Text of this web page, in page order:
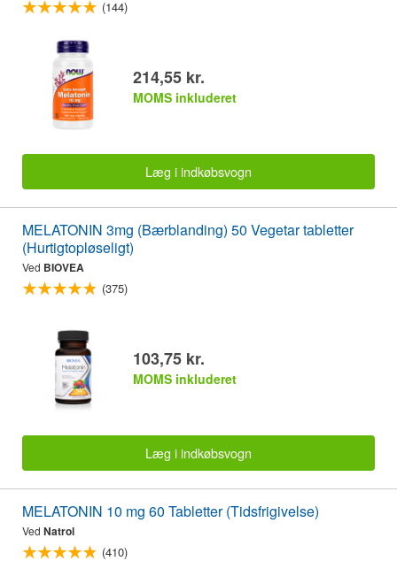
(144)
214,55 kr.
MOMS inkluderet
Læg i indkøbsvogn
MELATONIN 3mg (Bærblanding) 50 Vegetar tabletter
(Hurtigtopløseligt)
Ved BIOVEA
(375)
103,75 kr.
MOMS inkluderet
Læg i indkøbsvogn
MELATONIN 10 mg 60 Tabletter (Tidsfrigivelse)
Ved Natrol
(410)